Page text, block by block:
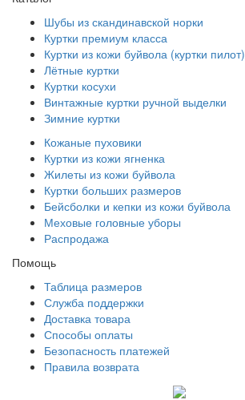
Шубы из скандинавской норки
Куртки премиум класса
Куртки из кожи буйвола (куртки пилот)
Лётные куртки
Куртки косухи
Винтажные куртки ручной выделки
Зимние куртки
Кожаные пуховики
Куртки из кожи ягненка
Жилеты из кожи буйвола
Куртки больших размеров
Бейсболки и кепки из кожи буйвола
Меховые головные уборы
Распродажа
Помощь
Таблица размеров
Служба поддержки
Доставка товара
Способы оплаты
Безопасность платежей
Правила возврата